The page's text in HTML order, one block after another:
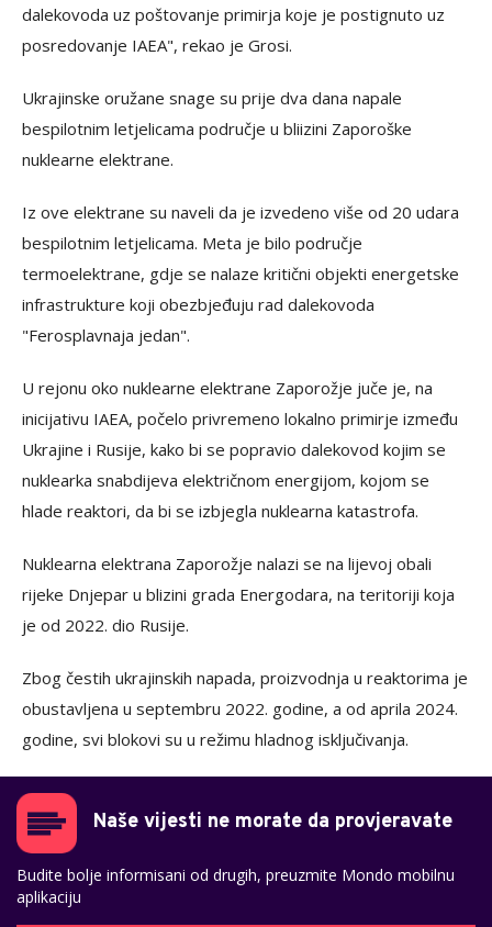
dalekovoda uz poštovanje primirja koje je postignuto uz
posredovanje IAEA", rekao je Grosi.
Ukrajinske oružane snage su prije dva dana napale
bespilotnim letjelicama područje u bliizini Zaporoške
nuklearne elektrane.
Iz ove elektrane su naveli da je izvedeno više od 20 udara
bespilotnim letjelicama. Meta je bilo područje
termoelektrane, gdje se nalaze kritični objekti energetske
infrastrukture koji obezbjeđuju rad dalekovoda
"Ferosplavnaja jedan".
U rejonu oko nuklearne elektrane Zaporožje juče je, na
inicijativu IAEA, počelo privremeno lokalno primirje između
Ukrajine i Rusije, kako bi se popravio dalekovod kojim se
nuklearka snabdijeva električnom energijom, kojom se
hlade reaktori, da bi se izbjegla nuklearna katastrofa.
Nuklearna elektrana Zaporožje nalazi se na lijevoj obali
rijeke Dnjepar u blizini grada Energodara, na teritoriji koja
je od 2022. dio Rusije.
Zbog čestih ukrajinskih napada, proizvodnja u reaktorima je
obustavljena u septembru 2022. godine, a od aprila 2024.
godine, svi blokovi su u režimu hladnog isključivanja.
Naše vijesti ne morate da provjeravate
Budite bolje informisani od drugih, preuzmite Mondo mobilnu
aplikaciju